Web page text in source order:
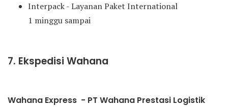
Interpack - Layanan Paket International
1 minggu sampai
7. Ekspedisi Wahana
Wahana Express - PT Wahana Prestasi Logistik